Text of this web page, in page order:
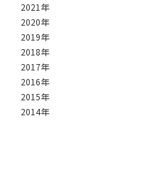
2021年
2020年
2019年
2018年
2017年
2016年
2015年
2014年